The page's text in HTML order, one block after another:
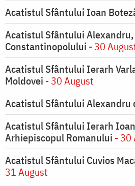
Acatistul Sfântului Ioan
Acatistul Sfântului
Constantinopolului - 30
Acatistul Sfântului Ierarh
Moldovei - 30 August
Acatistul Sfântului Alexandru
Acatistul Sfântului Ierarh Ioan
Arhiepiscopul Romanului - 30
Acatistul Sfântului Cuvios
31 August